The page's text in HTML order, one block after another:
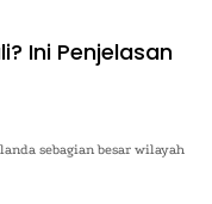
Ini Penjelasan
sebagian besar wilayah